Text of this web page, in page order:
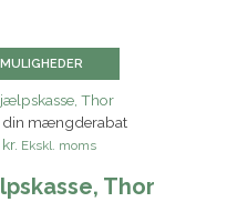
din mængderabat
Ekskl. moms
Thor